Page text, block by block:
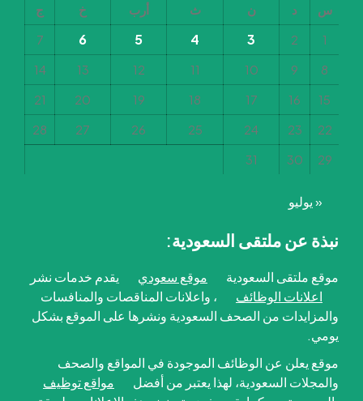
س د ن ث أرب خ
ج
1
2
3
4
5
6
7
8
9
10
11
12
13
14
15
16
17
18
19
20
21
22
23
24
25
26
27
28
29
30
31
« يوليو
نبذة عن ملتقى السعودية:
موقع ملتقى السعودية موقع سعودي
يقدم خدمات نشر
اعلانات الوظائف
، واعلانات المناقصات والمنافسات
والمزايدات من الصحف السعودية ونشرها على الموقع بشكل
يومي.
موقع يعلن عن الوظائف الموجودة في المواقع والصحف
والمجلات السعودية، لهذا يعتبر من أفضل
مواقع توظيف